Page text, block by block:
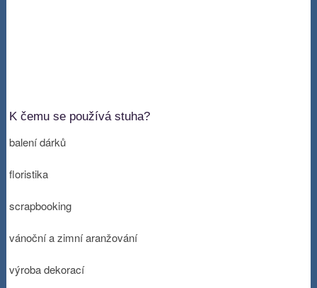
K čemu se používá stuha?
balení dárků
floristika
scrapbooking
vánoční a zimní aranžování
výroba dekorací